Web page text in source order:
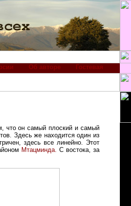
Об авторе Гостевая
что он самый плоский и самый
Здесь же находится один из
здесь все линейно. Этот
Мтацминда. С востока, за